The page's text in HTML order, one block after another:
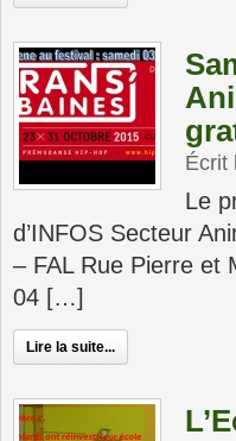
Écrit
Le
d’INFOS Secteur
– FAL Rue Pierre et
04 […]
Lire la suite...